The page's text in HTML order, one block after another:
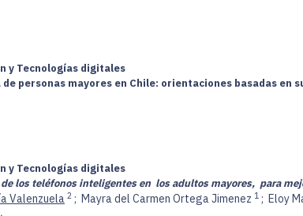
y Tecnologías digitales
personas mayores en Chile: orientaciones basadas en
y Tecnologías digitales
los teléfonos inteligentes en los adultos mayores, para
Valenzuela 2 ; Mayra del Carmen Ortega Jimenez 1 ; Eloy